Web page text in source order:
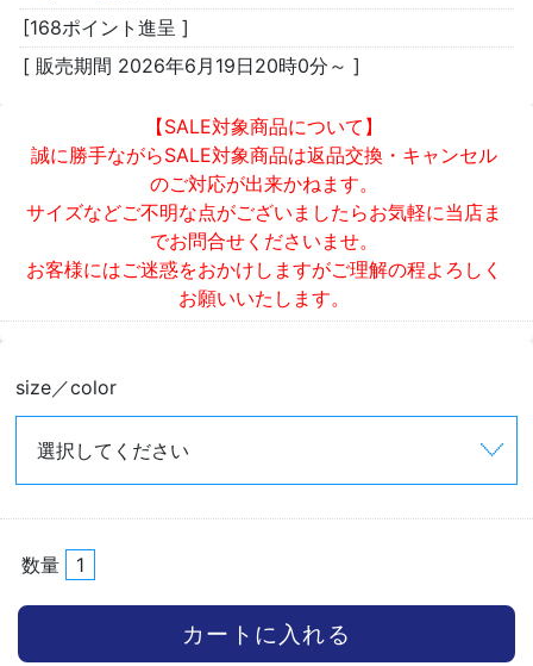
[168ポイント進呈 ]
[ 販売期間 2026年6月19日20時0分 ～ ]
【SALE対象商品について】
誠に勝手ながらSALE対象商品は返品交換・キャンセル
のご対応が出来かねます。
サイズなどご不明な点がございましたらお気軽に当店ま
でお問合せくださいませ。
お客様にはご迷惑をおかけしますがご理解の程よろしく
お願いいたします。
size／color
数量